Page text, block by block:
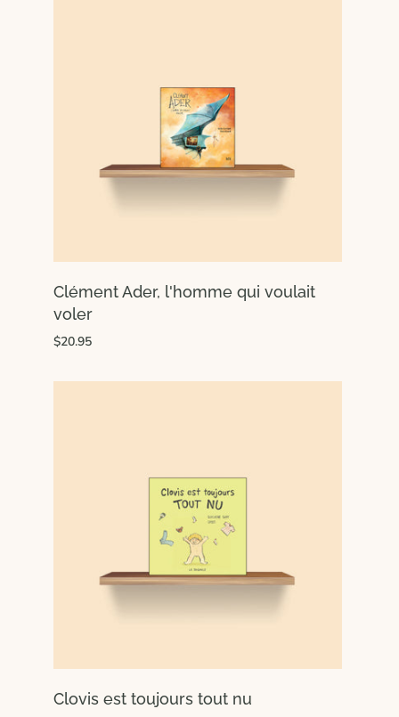
Clément Ader, l'homme qui voulait
voler
$20.95
Clovis est toujours tout nu